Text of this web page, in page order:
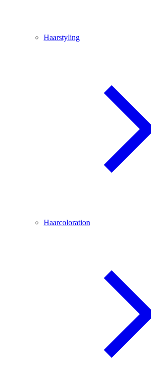
Haarstyling
Haarcoloration